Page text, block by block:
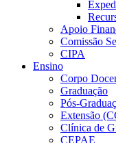
Apoio
Comissão
CIPA
Ensino
Corpo
Graduação
Pós-
Extensão
Clínica de
CEPAE